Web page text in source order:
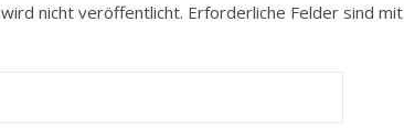
nicht veröffentlicht. Erforderliche Felder sind mit